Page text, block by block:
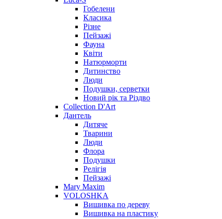
Гобелени
Класика
Різне
Пейзажі
Фауна
Квіти
Натюрморти
Дитинство
Люди
Подушки, серветки
Новий рік та Різдво
Collection D'Art
Дантель
Дитяче
Тварини
Люди
Флора
Подушки
Релігія
Пейзажі
Mary Maxim
VOLOSHKA
Вишивка по дереву
Вишивка на пластику